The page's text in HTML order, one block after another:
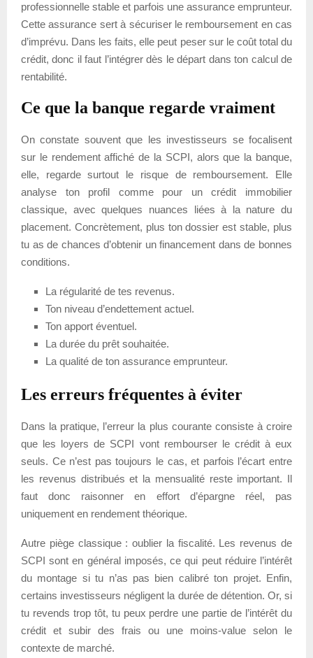
professionnelle stable et parfois une assurance emprunteur.
Cette assurance sert à sécuriser le remboursement en cas
d’imprévu. Dans les faits, elle peut peser sur le coût total du
crédit, donc il faut l’intégrer dès le départ dans ton calcul de
rentabilité.
Ce que la banque regarde vraiment
On constate souvent que les investisseurs se focalisent
sur le rendement affiché de la SCPI, alors que la banque,
elle, regarde surtout le risque de remboursement. Elle
analyse ton profil comme pour un crédit immobilier
classique, avec quelques nuances liées à la nature du
placement. Concrètement, plus ton dossier est stable, plus
tu as de chances d’obtenir un financement dans de bonnes
conditions.
La régularité de tes revenus.
Ton niveau d’endettement actuel.
Ton apport éventuel.
La durée du prêt souhaitée.
La qualité de ton assurance emprunteur.
Les erreurs fréquentes à éviter
Dans la pratique, l’erreur la plus courante consiste à croire
que les loyers de SCPI vont rembourser le crédit à eux
seuls. Ce n’est pas toujours le cas, et parfois l’écart entre
les revenus distribués et la mensualité reste important. Il
faut donc raisonner en effort d’épargne réel, pas
uniquement en rendement théorique.
Autre piège classique : oublier la fiscalité. Les revenus de
SCPI sont en général imposés, ce qui peut réduire l’intérêt
du montage si tu n’as pas bien calibré ton projet. Enfin,
certains investisseurs négligent la durée de détention. Or, si
tu revends trop tôt, tu peux perdre une partie de l’intérêt du
crédit et subir des frais ou une moins-value selon le
contexte de marché.